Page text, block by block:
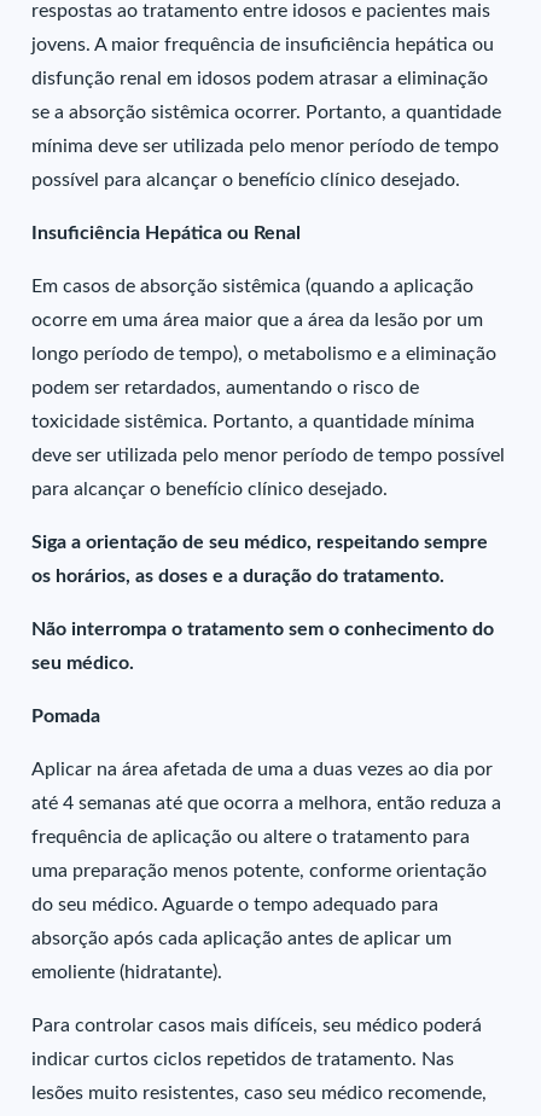
respostas ao tratamento entre idosos e pacientes mais
jovens. A maior frequência de insuficiência hepática ou
disfunção renal em idosos podem atrasar a eliminação
se a absorção sistêmica ocorrer. Portanto, a quantidade
mínima deve ser utilizada pelo menor período de tempo
possível para alcançar o benefício clínico desejado.
Insuficiência Hepática ou Renal
Em casos de absorção sistêmica (quando a aplicação
ocorre em uma área maior que a área da lesão por um
longo período de tempo), o metabolismo e a eliminação
podem ser retardados, aumentando o risco de
toxicidade sistêmica. Portanto, a quantidade mínima
deve ser utilizada pelo menor período de tempo possível
para alcançar o benefício clínico desejado.
Siga a orientação de seu médico, respeitando sempre
os horários, as doses e a duração do tratamento.
Não interrompa o tratamento sem o conhecimento do
seu médico.
Pomada
Aplicar na área afetada de uma a duas vezes ao dia por
até 4 semanas até que ocorra a melhora, então reduza a
frequência de aplicação ou altere o tratamento para
uma preparação menos potente, conforme orientação
do seu médico. Aguarde o tempo adequado para
absorção após cada aplicação antes de aplicar um
emoliente (hidratante).
Para controlar casos mais difíceis, seu médico poderá
indicar curtos ciclos repetidos de tratamento. Nas
lesões muito resistentes, caso seu médico recomende,